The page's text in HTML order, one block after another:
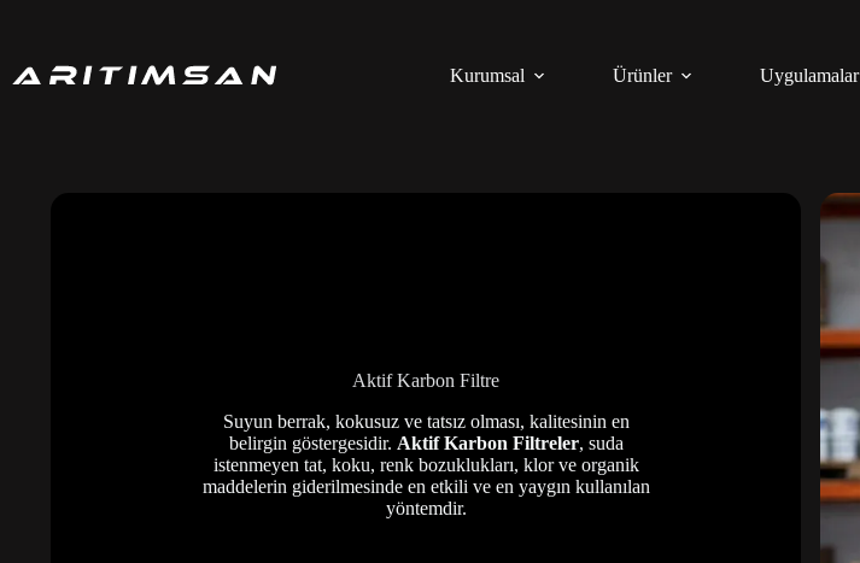
Kurumsal
Ürünler Uygulamalar
Aktif Karbon Filtre
Suyun berrak, kokusuz ve tatsız olması, kalitesinin en
belirgin göstergesidir. Aktif Karbon Filtreler, suda
istenmeyen tat, koku, renk bozuklukları, klor ve organik
maddelerin giderilmesinde en etkili ve en yaygın kullanılan
yöntemdir.